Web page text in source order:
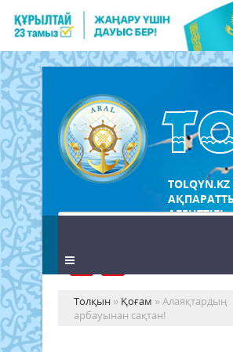
TOLQYN.KZ
АГЕНТТІГІ
Толқын » Қоғам » Алаяқтардың
арбауынан сақтан!